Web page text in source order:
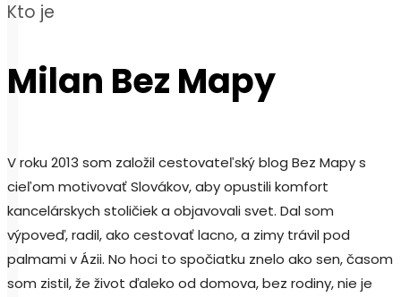
Kto je
Milan Bez Mapy
V roku 2013 som založil cestovateľský blog Bez Mapy s
cieľom motivovať Slovákov, aby opustili komfort
kancelárskych stoličiek a objavovali svet. Dal som
výpoveď, radil, ako cestovať lacno, a zimy trávil pod
palmami v Ázii. No hoci to spočiatku znelo ako sen, časom
som zistil, že život ďaleko od domova, bez rodiny, nie je